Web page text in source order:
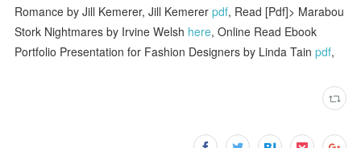
Romance by Jill Kemerer, Jill Kemererpdf, Read [Pdf]> Marabou
Stork Nightmares by Irvine Welsh here, Online Read Ebook
Portfolio Presentation for Fashion Designers by Linda Tainpdf,